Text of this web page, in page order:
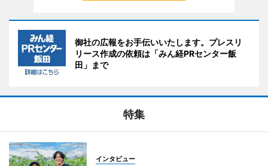
御社の広報をお手伝いいたします。プレスリ
リース作成の依頼は「みん経PRセンター飯
田」まで
特集
インタビュー